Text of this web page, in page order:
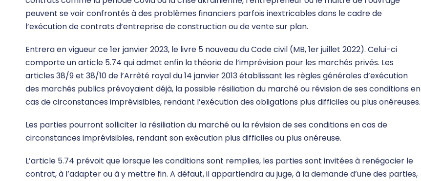
peuvent se voir confrontés à des problèmes financiers parfois inextricables dans le cadre de
l’exécution de contrats d’entreprise de construction ou de vente sur plan.
Entrera en vigueur ce 1er janvier 2023, le livre 5 nouveau du Code civil (MB, 1er juillet 2022). Celui-ci
comporte un article 5.74 qui admet enfin la théorie de l’imprévision pour les marchés privés. Les
articles 38/9 et 38/10 de l’Arrêté royal du 14 janvier 2013 établissant les règles générales d’exécution
des marchés publics prévoyaient déjà, la possible résiliation du marché ou révision de ses conditions en
cas de circonstances imprévisibles, rendant l’exécution des obligations plus difficiles ou plus onéreuses.
Les parties pourront solliciter la résiliation du marché ou la révision de ses conditions en cas de
circonstances imprévisibles, rendant son exécution plus difficiles ou plus onéreuse.
L’article 5.74 prévoit que lorsque les conditions sont remplies, les parties sont invitées à renégocier le
contrat, à l’adapter ou à y mettre fin. A défaut, il appartiendra au juge, à la demande d’une des parties,